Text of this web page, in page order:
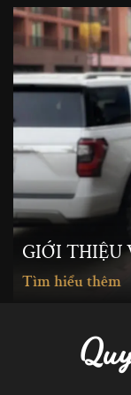
GIỚI THIỆU
Tìm hiểu thêm